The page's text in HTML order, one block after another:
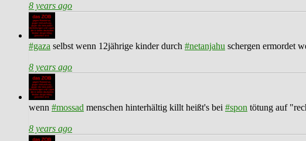
8 years ago
#gaza selbst wenn 12jährige kinder durch #netanjahu schergen ermordet
8 years ago
wenn #mossad menschen hinterhältig killt heißt's bei #spon tötung auf
8 years ago